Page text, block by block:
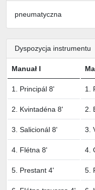
pneumatyczna
Dyspozycja instrumentu
Manuał I
1. Principál 8' 1.
2. Kvintadéna 8' 2.
3. Salicionál 8' 3.
4. Flétna 8' 4.
5. Prestant 4' 5.